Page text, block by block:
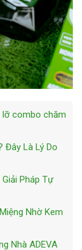
lỡ combo chăm
Đây Là Lý Do
Pháp Tự
Nhờ Kem
Nhà ADEVA